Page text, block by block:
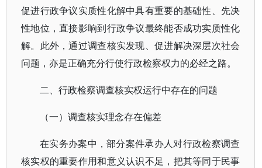
促进行政争议实质性化解中具有重要的基础性、先决
性地位，直接影响到行政争议最终能否成功实质性化
解。此外，通过调查核实发现、促进解决深层次社会
问题，亦是正确充分行使行政检察权力的必经之路。
二、行政检察调查核实权运行中存在的问题
（一）调查核实理念存在偏差
在实务办案中，部分案件承办人对行政检察调查
核实权的重要作用和意义认识不足，把其等同于民事